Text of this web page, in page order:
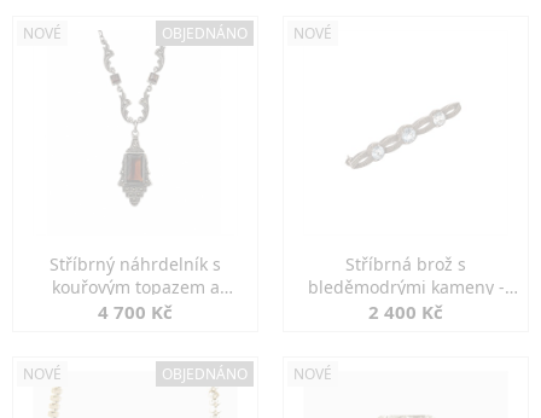
NOVÉ OBJEDNÁNO
Stříbrný náhrdelník s
kouřovým topazem a
markazity
4 700 Kč
NOVÉ
Stříbrná brož s
bleděmodrými kameny -
jemná elegance
2 400 Kč
NOVÉ OBJEDNÁNO NOVÉ